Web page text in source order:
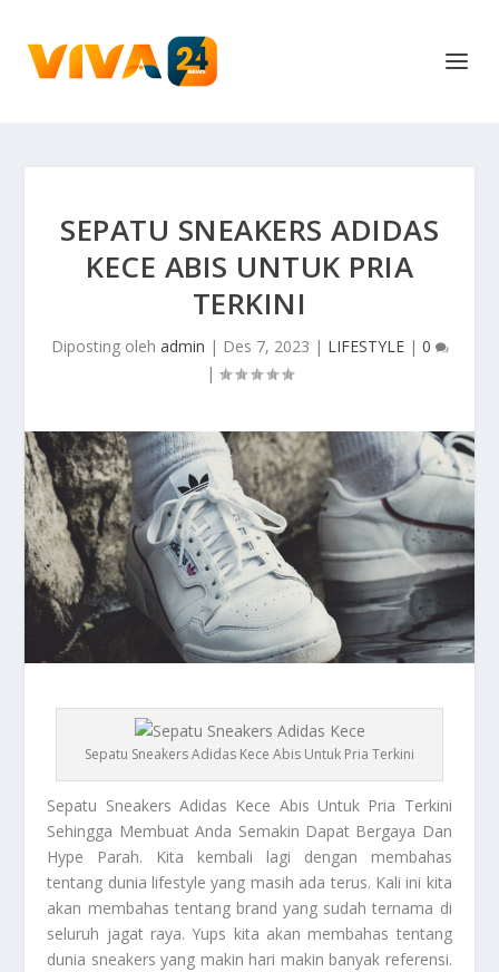
SEPATU SNEAKERS ADIDAS
KECE ABIS UNTUK PRIA
TERKINI
Diposting oleh admin | Des 7, 2023 | LIFESTYLE| 0
|
Sepatu Sneakers Adidas Kece Abis Untuk Pria Terkini
Sepatu Sneakers Adidas Kece Abis Untuk Pria Terkini
Sehingga Membuat Anda Semakin Dapat Bergaya Dan
Hype Parah. Kita kembali lagi dengan membahas
tentang dunia lifestyle yang masih ada terus. Kali ini kita
akan membahas tentang brand yang sudah ternama di
seluruh jagat raya. Yups kita akan membahas tentang
dunia sneakers yang makin hari makin banyak referensi.